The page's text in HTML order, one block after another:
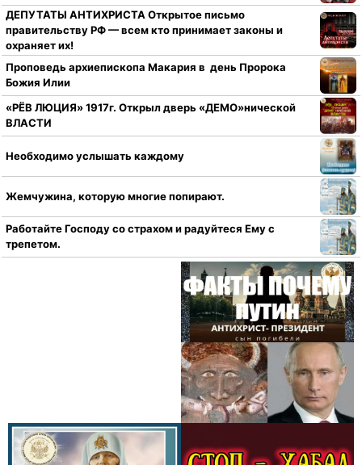
ДЕПУТАТЫ АНТИХРИСТА Открытое письмо
правительству РФ — всем кто принимает законы и
охраняет их!
Проповедь архиепископа Макария в день Пророка
Божия Илии
«РЁВ ЛЮЦИЯ» 1917г. Открыл дверь «ДЕМО»нической
ВЛАСТИ
Необходимо услышать каждому
Жемчужина, которую многие попирают.
Работайте Господу со страхом и радуйтеся Ему с
трепетом.